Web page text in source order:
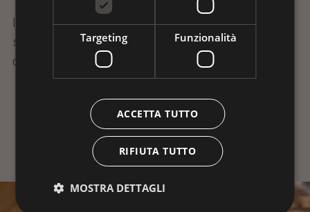
Il bagno è dotato di doccia, WC, asciugacapelli,
specchio cosmetico e prodotti selezionati per la
cura personale.
Targeting Funzionalità
ACCETTA TUTTO
RIFIUTA TUTTO
MOSTRA DETTAGLI